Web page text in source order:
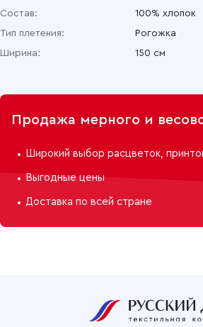
Состав:
100% хлопок
Тип плетения:
Рогожка
Ширина:
150 см
Продажа мерного и
Широкий выбор расцветок,
Выгодные цены
Доставка по всей стране